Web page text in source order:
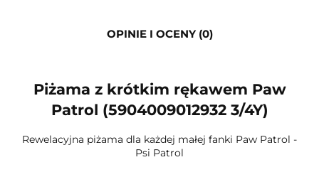
OPINIE I OCENY (0)
Piżama z krótkim rękawem Paw
Patrol (5904009012932 3/4Y)
Rewelacyjna piżama dla każdej małej fanki Paw Patrol -
Psi Patrol